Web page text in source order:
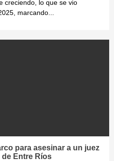
creciendo, lo que se vio
marcando...
para asesinar a un juez
Entre Ríos